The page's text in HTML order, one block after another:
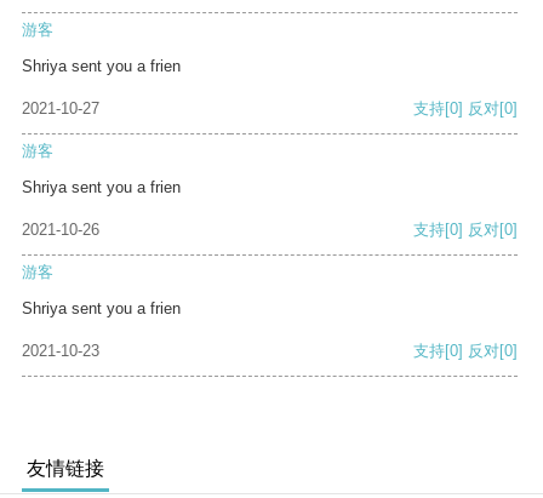
游客
Shriya sent you a frien
2021-10-27 支持[0] 反对[0]
游客
Shriya sent you a frien
2021-10-26 支持[0] 反对[0]
游客
Shriya sent you a frien
2021-10-23 支持[0] 反对[0]
友情链接